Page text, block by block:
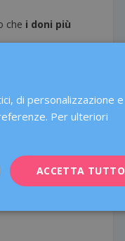
che i doni più
sana e
di personalizzazione e
Per ulteriori
ACCETTA TUTTO